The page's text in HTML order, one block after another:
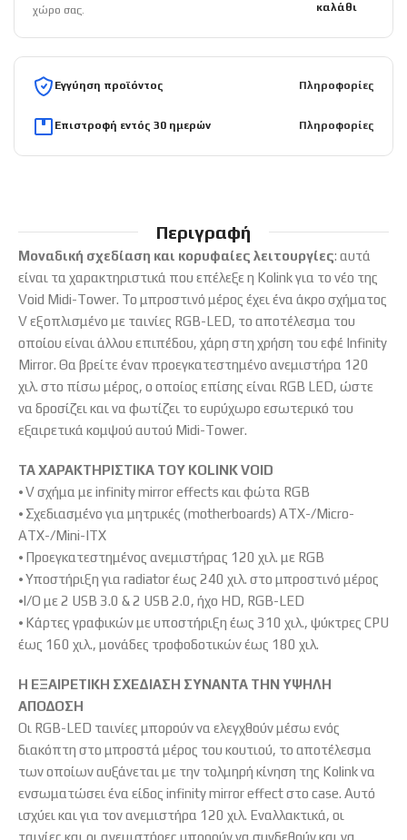
χώρο σας.
καλάθι
Εγγύηση προϊόντος Πληροφορίες
Επιστροφή εντός 30 ημερών Πληροφορίες
Περιγραφή
Μοναδική σχεδίαση και κορυφαίες λειτουργίες: αυτά
είναι τα χαρακτηριστικά που επέλεξε η Kolink για το νέο της
Void Midi-Tower. Το μπροστινό μέρος έχει ένα άκρο σχήματος
V εξοπλισμένο με ταινίες RGB-LED, το αποτέλεσμα του
οποίου είναι άλλου επιπέδου, χάρη στη χρήση του εφέ Infinity
Mirror. Θα βρείτε έναν προεγκατεστημένο ανεμιστήρα 120
χιλ. στο πίσω μέρος, ο οποίος επίσης είναι RGB LED, ώστε
να δροσίζει και να φωτίζει το ευρύχωρο εσωτερικό του
εξαιρετικά κομψού αυτού Midi-Tower.
ΤΑ ΧΑΡΑΚΤΗΡΙΣΤΙΚΑ ΤΟΥ KOLINK VOID
⦁ V σχήμα με infinity mirror effects και φώτα RGB
⦁ Σχεδιασμένο για μητρικές (motherboards) ATX-/Micro-
ATX-/Mini-ITX
⦁ Προεγκατεστημένος ανεμιστήρας 120 χιλ. με RGB
⦁ Υποστήριξη για radiator έως 240 χιλ. στο μπροστινό μέρος
⦁I/O με 2 USB 3.0 & 2 USB 2.0, ήχο HD, RGB-LED
⦁ Κάρτες γραφικών με υποστήριξη έως 310 χιλ., ψύκτρες CPU
έως 160 χιλ., μονάδες τροφοδοτικών έως 180 χιλ.
Η ΕΞΑΙΡΕΤΙΚΗ ΣΧΕΔΙΑΣΗ ΣΥΝΑΝΤΑ ΤΗΝ ΥΨΗΛΗ
ΑΠΟΔΟΣΗ
Οι RGB-LED ταινίες μπορούν να ελεγχθούν μέσω ενός
διακόπτη στο μπροστά μέρος του κουτιού, το αποτέλεσμα
των οποίων αυξάνεται με την τολμηρή κίνηση της Kolink να
ενσωματώσει ένα είδος infinity mirror effect στο case. Αυτό
ισχύει και για τον ανεμιστήρα 120 χιλ. Εναλλακτικά, οι
ταινίες και οι ανεμιστήρες μπορούν να συνδεθούν και να